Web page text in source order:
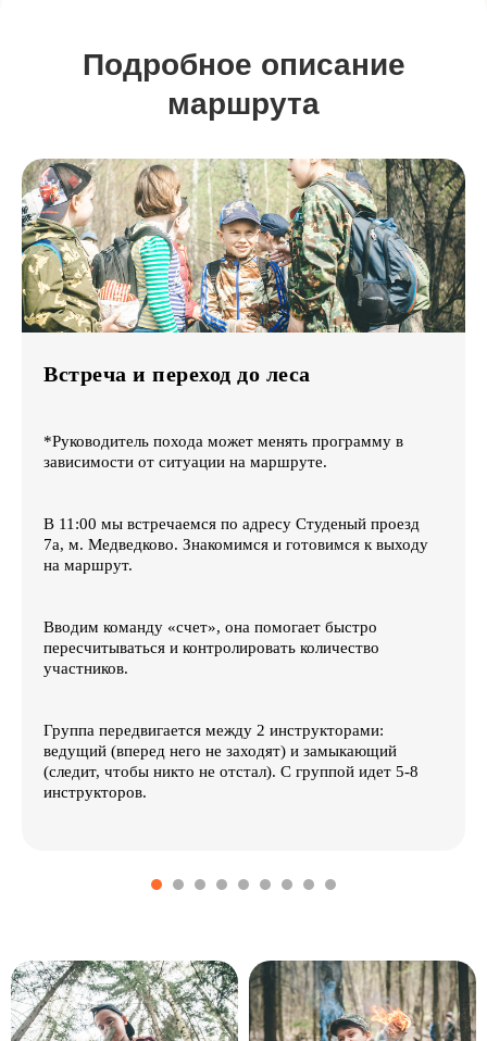
Подробное описание
маршрута
Встреча и переход до леса
*Руководитель похода может менять программу в
зависимости от ситуации на маршруте.
В 11:00 мы встречаемся по адресу Студеный проезд
7а, м. Медведково. Знакомимся и готовимся к выходу
на маршрут.
Вводим команду «счет», она помогает быстро
пересчитываться и контролировать количество
участников.
Группа передвигается между 2 инструкторами:
ведущий (вперед него не заходят) и замыкающий
(следит, чтобы никто не отстал). С группой идет 5-8
инструкторов.